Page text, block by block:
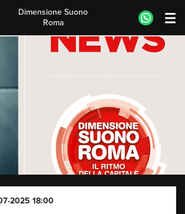
Dimensione Suono
Roma
2025 18:00